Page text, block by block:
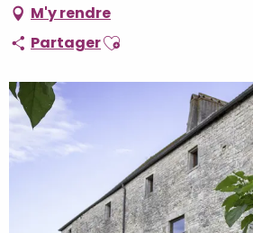
M'y rendre
PartagerAjouter aux favoris